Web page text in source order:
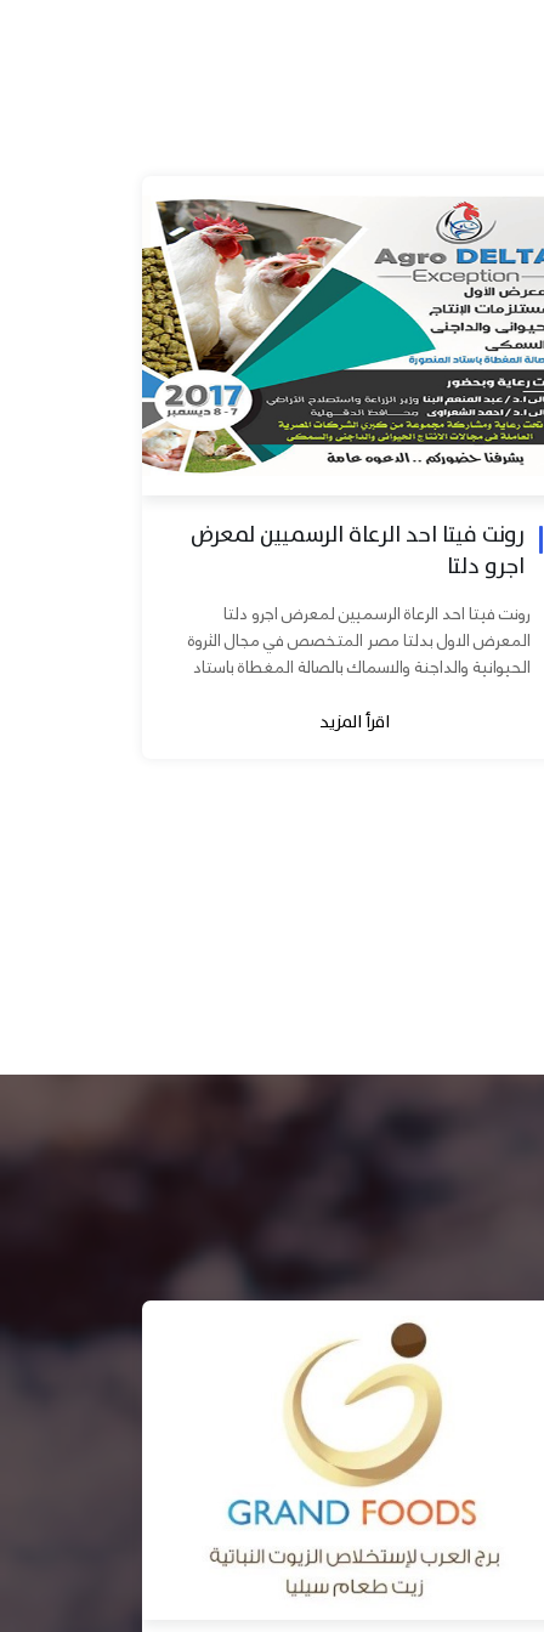
رونت فيتا احد الرعاة الرسميين لمعرض
اجرو دلتا
رونت فيتا احد الرعاة الرسميين لمعرض اجرو دلتا
المعرض الاول بدلتا مصر المتخصص في مجال الثروة
الحيوانية والداجنة والاسماك بالصالة المغطاة باستاد
اقرأ المزيد